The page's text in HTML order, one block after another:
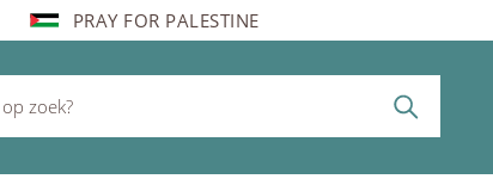
PRAY FOR PALESTINE